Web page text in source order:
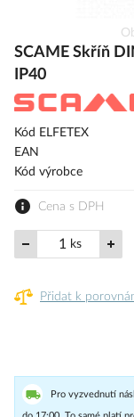
na
začátek
s
SCAME Skříň
IP40
Kód ELFETEX
EAN
Kód výrobce
Cena s DPH
ks
Přidat k
Pro vyzvednutí